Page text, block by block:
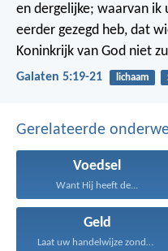
en dergelijke; waarvan ik
eerder gezegd heb, dat
Koninkrijk van God niet
Galaten 5:19-21 lichaam
Gerelateerde
Voedsel
Want Hij heeft de...
Geld
Laat uw handelwijze zonder...